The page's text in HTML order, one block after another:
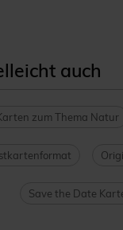
auch
zum Thema Natur
Save the Date